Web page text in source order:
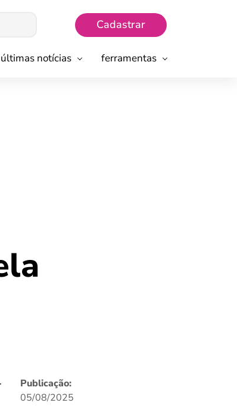
Cadastrar
últimas notícias ferramentas
Publicação:
05/08/2025